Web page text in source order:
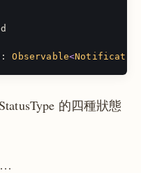
: Observable<
的四種狀態
…